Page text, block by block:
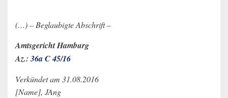
(…) – Beglaubigte Abschrift –
Amtsgericht Hamburg
Az.:36a C 45/16
Verkündet am 31.08.2016
[Name], JAng